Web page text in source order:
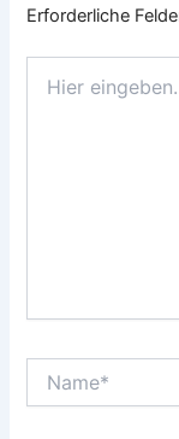
Erforderliche
eingeben…